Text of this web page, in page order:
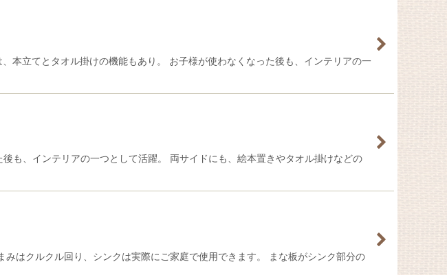
本立てとタオル掛けの機能もあり。 お子様が使わなくなった後も、インテリアの一
も、インテリアの一つとして活躍。 両サイドにも、絵本置きやタオル掛けなどの
クルクル回り、シンクは実際にご家庭で使用できます。 まな板がシンク部分の